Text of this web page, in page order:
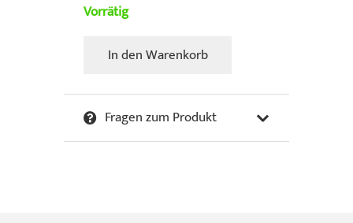
Vorrätig
Baker,
-
Love
In den Warenkorb
Fragen zum Produkt